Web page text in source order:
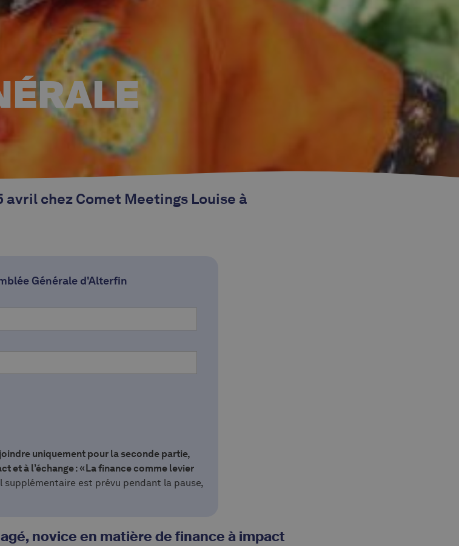
avril chez Comet Meetings Louise à
Générale d'Alterfin
uniquement pour la seconde partie,
et à l’échange : « La finance comme levier
supplémentaire est prévu pendant la pause,
novice en matière de finance à impact